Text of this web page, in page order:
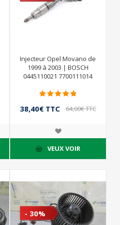
Injecteur Opel Movano de
1999 à 2003 | BOSCH
0445110021 7700111014
38,40€ TTC 64,00€ TTC
VEUX VOIR
- 30%